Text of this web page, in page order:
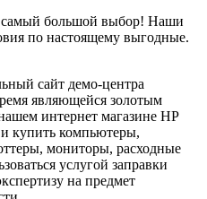
самый большой выбор! Наши
по настоящему выгодные.
сайт демо-центра
являющейся золотым
интернет магазине HP
купить компьютеры,
мониторы, расходные
услугой заправки
на предмет